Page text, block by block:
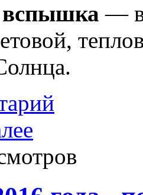
вспышка —